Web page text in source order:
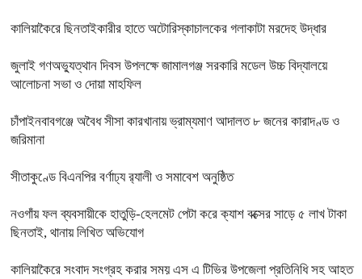
কালিয়াকৈরে ছিনতাইকারীর হাতে অটোরিস্কাচালকের গলাকাটা মরদেহ উদ্ধার
জুলাই গণঅভ্যুত্থান দিবস উপলক্ষে জামালগঞ্জ সরকারি মডেল উচ্চ বিদ্যালয়ে
আলোচনা সভা ও দোয়া মাহফিল
চাঁপাইনবাবগঞ্জে অবৈধ সীসা কারখানায় ভ্রাম্যমাণ আদালত ৮ জনের কারাদণ্ড ও
জরিমানা
সীতাকুণ্ডে বিএনপির বর্ণাঢ্য র‍্যালী ও সমাবেশ অনুষ্ঠিত
নওগাঁয় ফল ব্যবসায়ীকে হাতুড়ি-হেলমেট পেটা করে ক্যাশ বক্সের সাড়ে ৫ লাখ টাকা
ছিনতাই, থানায় লিখিত অভিযোগ
কালিয়াকৈরে সংবাদ সংগ্রহ করার সময় এস এ টিভির উপজেলা প্রতিনিধি সহ আহত